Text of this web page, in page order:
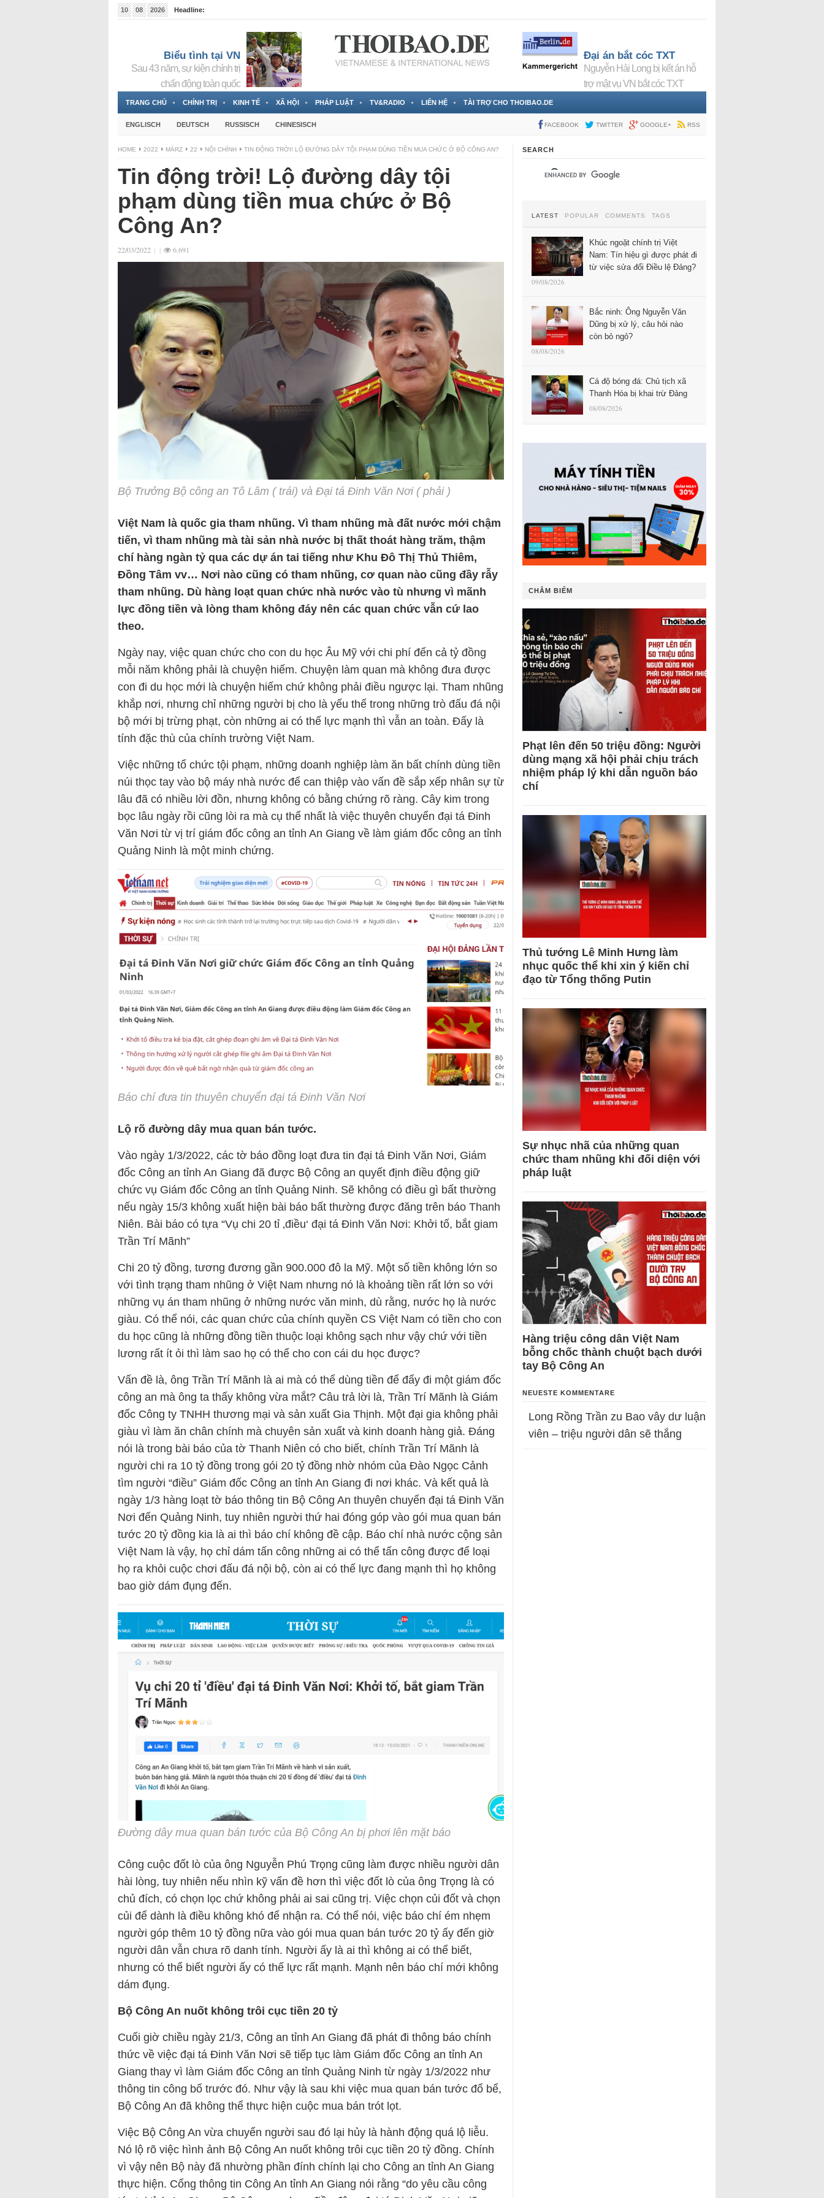
10 08 2026
Headline:
Biểu tình tại VN
Sau 43 năm, sự kiện chính trị
chấn động toàn quốc
Đại án bắt cóc TXT
Nguyễn Hải Long bị kết án hỗ
trợ mật vụ VN bắt cóc TXT
TRANG CHỦ CHÍNH TRỊ KINH TẾ XÃ HỘI PHÁP LUẬT TV&RADIO LIÊN HỆ TÀI TRỢ CHO THOIBAO.DE
ENGLISCH DEUTSCH RUSSISCH CHINESISCH FACEBOOK TWITTER GOOGLE+ RSS
HOME 2022 MÄRZ 22 NỘI CHÍNH TIN ĐỘNG TRỜI! LỘ ĐƯỜNG DÂY TỘI PHẠM DÙNG TIỀN MUA CHỨC Ở BỘ CÔNG AN?
Tin động trời! Lộ đường dây tội
phạm dùng tiền mua chức ở Bộ
Công An?
22/03/2022 | | 6.691
Bộ Trưởng Bộ công an Tô Lâm ( trái) và Đại tá Đinh Văn Nơi ( phải )
Việt Nam là quốc gia tham nhũng. Vì tham nhũng mà đất nước mới chậm
tiến, vì tham nhũng mà tài sản nhà nước bị thất thoát hàng trăm, thậm
chí hàng ngàn tỷ qua các dự án tai tiếng như Khu Đô Thị Thủ Thiêm,
Đồng Tâm vv… Nơi nào cũng có tham nhũng, cơ quan nào cũng đầy rẫy
tham nhũng. Dù hàng loạt quan chức nhà nước vào tù nhưng vì mãnh
lực đồng tiền và lòng tham không đáy nên các quan chức vẫn cứ lao
theo.
Ngày nay, việc quan chức cho con du học Âu Mỹ với chi phí đến cả tỷ đồng
mỗi năm không phải là chuyện hiếm. Chuyện làm quan mà không đưa được
con đi du học mới là chuyện hiếm chứ không phải điều ngược lại. Tham nhũng
khắp nơi, nhưng chỉ những người bị cho là yếu thế trong những trò đấu đá nội
bộ mới bị trừng phạt, còn những ai có thế lực mạnh thì vẫn an toàn. Đấy là
tính đặc thù của chính trường Việt Nam.
Việc những tổ chức tội phạm, những doanh nghiệp làm ăn bất chính dùng tiền
núi thọc tay vào bộ máy nhà nước để can thiệp vào vấn đề sắp xếp nhân sự từ
lâu đã có nhiều lời đồn, nhưng không có bằng chứng rõ ràng. Cây kim trong
bọc lâu ngày rồi cũng lòi ra mà cụ thể nhất là việc thuyên chuyển đại tá Đinh
Văn Nơi từ vị trí giám đốc công an tỉnh An Giang về làm giám đốc công an tỉnh
Quảng Ninh là một minh chứng.
Báo chí đưa tin thuyên chuyển đại tá Đinh Văn Nơi
Lộ rõ đường dây mua quan bán tước.
Vào ngày 1/3/2022, các tờ báo đồng loạt đưa tin đại tá Đinh Văn Nơi, Giám
đốc Công an tỉnh An Giang đã được Bộ Công an quyết định điều động giữ
chức vụ Giám đốc Công an tỉnh Quảng Ninh. Sẽ không có điều gì bất thường
nếu ngày 15/3 không xuất hiện bài báo bất thường được đăng trên báo Thanh
Niên. Bài báo có tựa “Vụ chi 20 tỉ ‚điều‘ đại tá Đinh Văn Nơi: Khởi tố, bắt giam
Trần Trí Mãnh”
Chi 20 tỷ đồng, tương đương gần 900.000 đô la Mỹ. Một số tiền không lớn so
với tình trạng tham nhũng ở Việt Nam nhưng nó là khoảng tiền rất lớn so với
những vụ án tham nhũng ở những nước văn minh, dù rằng, nước họ là nước
giàu. Có thể nói, các quan chức của chính quyền CS Việt Nam có tiền cho con
du học cũng là những đồng tiền thuộc loại không sạch như vậy chứ với tiền
lương rất ít ỏi thì làm sao họ có thể cho con cái du học được?
Vấn đề là, ông Trần Trí Mãnh là ai mà có thể dùng tiền để đẩy đi một giám đốc
công an mà ông ta thấy không vừa mắt? Câu trả lời là, Trần Trí Mãnh là Giám
đốc Công ty TNHH thương mại và sản xuất Gia Thịnh. Một đại gia không phải
giàu vì làm ăn chân chính mà chuyên sản xuất và kinh doanh hàng giả. Đáng
nói là trong bài báo của tờ Thanh Niên có cho biết, chính Trần Trí Mãnh là
người chi ra 10 tỷ đồng trong gói 20 tỷ đồng nhờ nhóm của Đào Ngọc Cảnh
tìm người “điều” Giám đốc Công an tỉnh An Giang đi nơi khác. Và kết quả là
ngày 1/3 hàng loạt tờ báo thông tin Bộ Công An thuyên chuyển đại tá Đinh Văn
Nơi đến Quảng Ninh, tuy nhiên người thứ hai đóng góp vào gói mua quan bán
tước 20 tỷ đồng kia là ai thì báo chí không đề cập. Báo chí nhà nước cộng sản
Việt Nam là vậy, họ chỉ dám tấn công những ai có thể tấn công được để loại
họ ra khỏi cuộc chơi đấu đá nội bộ, còn ai có thế lực đang mạnh thì họ không
bao giờ dám đụng đến.
Đường dây mua quan bán tước của Bộ Công An bị phơi lên mặt báo
Công cuộc đốt lò của ông Nguyễn Phú Trọng cũng làm được nhiều người dân
hài lòng, tuy nhiên nếu nhìn kỹ vấn đề hơn thì việc đốt lò của ông Trọng là có
chủ đích, có chọn lọc chứ không phải ai sai cũng trị. Việc chọn củi đốt và chọn
củi để dành là điều không khó để nhận ra. Có thể nói, việc báo chí ém nhẹm
người góp thêm 10 tỷ đồng nữa vào gói mua quan bán tước 20 tỷ ấy đến giờ
người dân vẫn chưa rõ danh tính. Người ấy là ai thì không ai có thể biết,
nhưng có thể biết người ấy có thế lực rất mạnh. Mạnh nên báo chí mới không
dám đụng.
Bộ Công An nuốt không trôi cục tiền 20 tỷ
Cuối giờ chiều ngày 21/3, Công an tỉnh An Giang đã phát đi thông báo chính
thức về việc đại tá Đinh Văn Nơi sẽ tiếp tục làm Giám đốc Công an tỉnh An
Giang thay vì làm Giám đốc Công an tỉnh Quảng Ninh từ ngày 1/3/2022 như
thông tin công bố trước đó. Như vậy là sau khi việc mua quan bán tước đổ bể,
Bộ Công An đã không thể thực hiện cuộc mua bán trót lọt.
Việc Bộ Công An vừa chuyển người sau đó lại hủy là hành động quá lộ liễu.
Nó lộ rõ việc hình ảnh Bộ Công An nuốt không trôi cục tiền 20 tỷ đồng. Chính
vì vậy nên Bộ này đã nhường phần đính chính lại cho Công an tỉnh An Giang
thực hiện. Cổng thông tin Công An tỉnh An Giang nói rằng “do yêu cầu công
SEARCH
LATEST POPULAR COMMENTS TAGS
Khúc ngoặt chính trị Việt
Nam: Tín hiệu gì được phát đi
từ việc sửa đổi Điều lệ Đảng?
09/08/2026
Bắc ninh: Ông Nguyễn Văn
Dũng bị xử lý, câu hỏi nào
còn bỏ ngỏ?
08/08/2026
Cá độ bóng đá: Chủ tịch xã
Thanh Hóa bị khai trừ Đảng
08/08/2026
CHÂM BIẾM
Phạt lên đến 50 triệu đồng: Người
dùng mạng xã hội phải chịu trách
nhiệm pháp lý khi dẫn nguồn báo
chí
Thủ tướng Lê Minh Hưng làm
nhục quốc thể khi xin ý kiến chỉ
đạo từ Tổng thống Putin
Sự nhục nhã của những quan
chức tham nhũng khi đối diện với
pháp luật
Hàng triệu công dân Việt Nam
bỗng chốc thành chuột bạch dưới
tay Bộ Công An
NEUESTE KOMMENTARE
Long Rồng Trần zu Bao vây dư luận
viên – triệu người dân sẽ thắng